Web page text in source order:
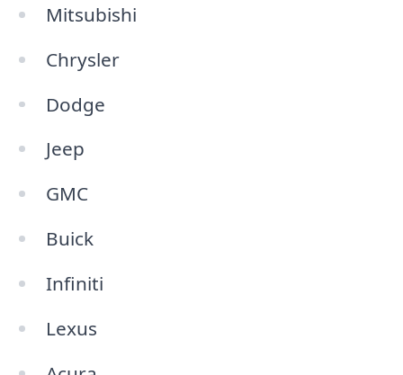
Mitsubishi
Chrysler
Dodge
Jeep
GMC
Buick
Infiniti
Lexus